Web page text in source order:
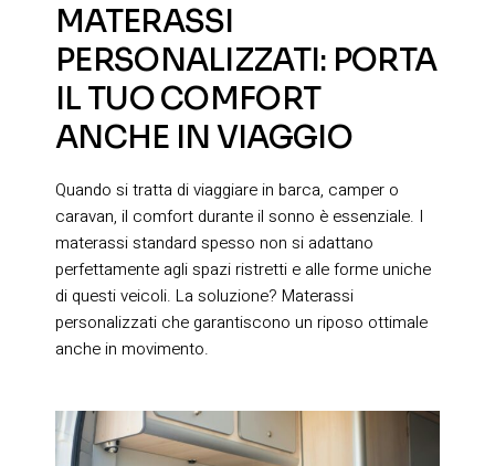
MATERASSI
PERSONALIZZATI: PORTA
IL TUO COMFORT
ANCHE IN VIAGGIO
Quando si tratta di viaggiare in barca, camper o
caravan, il comfort durante il sonno è essenziale. I
materassi standard spesso non si adattano
perfettamente agli spazi ristretti e alle forme uniche
di questi veicoli. La soluzione? Materassi
personalizzati che garantiscono un riposo ottimale
anche in movimento.